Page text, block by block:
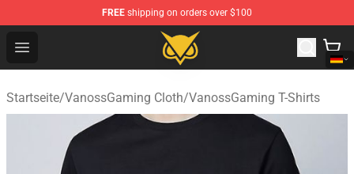
FREE shipping on orders over $100
Open menu
Vanossgaming Store - Official Vanossgaming
Startseite/VanossGaming Cloth/VanossGaming T-Shirts